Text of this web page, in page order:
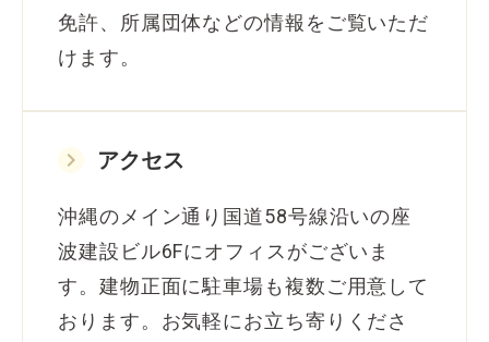
免許、所属団体などの情報をご覧いただ
けます。
keyboard_arrow_right アクセス
沖縄のメイン通り国道58号線沿いの座
波建設ビル6Fにオフィスがございま
す。建物正面に駐車場も複数ご用意して
おります。お気軽にお立ち寄りくださ